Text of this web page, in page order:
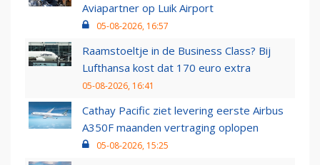
Aviapartner op Luik Airport
05-08-2026, 16:57
Raamstoeltje in de Business Class? Bij
Lufthansa kost dat 170 euro extra
05-08-2026, 16:41
Cathay Pacific ziet levering eerste Airbus
A350F maanden vertraging oplopen
05-08-2026, 15:25